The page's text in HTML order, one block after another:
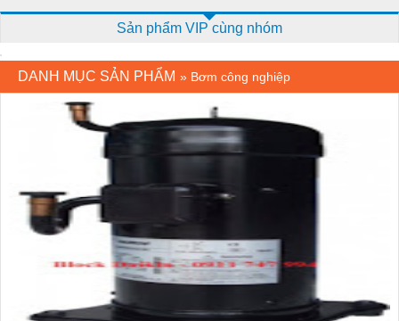
Sản phẩm VIP cùng nhóm
DANH MỤC SẢN PHẨM » Bơm công nghiệp